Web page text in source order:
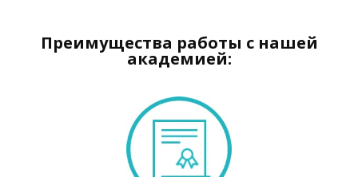
Преимущества работы с нашей
академией: